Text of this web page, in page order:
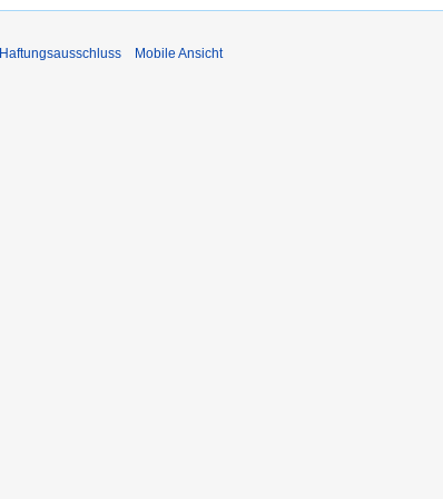
Haftungsausschluss Mobile Ansicht